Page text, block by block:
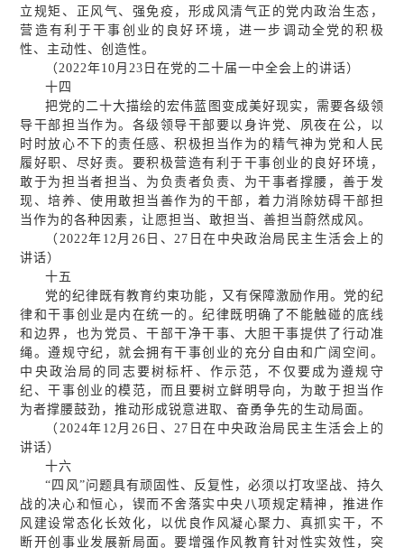
立规矩、正风气、强免疫，形成风清气正的党内政治生态，
营造有利于干事创业的良好环境，进一步调动全党的积极
性、主动性、创造性。
（2022年10月23日在党的二十届一中全会上的讲话）
十四
把党的二十大描绘的宏伟蓝图变成美好现实，需要各级领
导干部担当作为。各级领导干部要以身许党、夙夜在公，以
时时放心不下的责任感、积极担当作为的精气神为党和人民
履好职、尽好责。要积极营造有利于干事创业的良好环境，
敢于为担当者担当、为负责者负责、为干事者撑腰，善于发
现、培养、使用敢担当善作为的干部，着力消除妨碍干部担
当作为的各种因素，让愿担当、敢担当、善担当蔚然成风。
（2022年12月26日、27日在中央政治局民主生活会上的
讲话）
十五
党的纪律既有教育约束功能，又有保障激励作用。党的纪
律和干事创业是内在统一的。纪律既明确了不能触碰的底线
和边界，也为党员、干部干净干事、大胆干事提供了行动准
绳。遵规守纪，就会拥有干事创业的充分自由和广阔空间。
中央政治局的同志要树标杆、作示范，不仅要成为遵规守
纪、干事创业的模范，而且要树立鲜明导向，为敢于担当作
为者撑腰鼓劲，推动形成锐意进取、奋勇争先的生动局面。
（2024年12月26日、27日在中央政治局民主生活会上的
讲话）
十六
“四风”问题具有顽固性、反复性，必须以打攻坚战、持久
战的决心和恒心，锲而不舍落实中央八项规定精神，推进作
风建设常态化长效化，以优良作风凝心聚力、真抓实干，不
断开创事业发展新局面。要增强作风教育针对性实效性，突